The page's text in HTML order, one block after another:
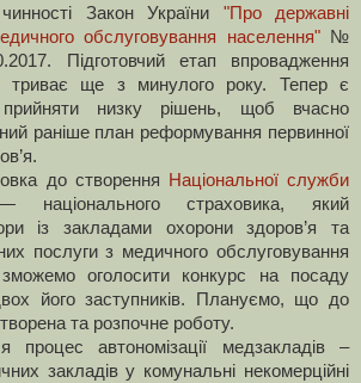
Закон України "Про державні
обслуговування населення"
№
Підготовчий етап впровадження
триває ще з минулого року. Тепер є
прийняти низку рішень, щоб вчасно
раніше план реформування первинної
до створення
Національної служби
національного страховика, який
із закладами охорони здоров’я та
послуги з медичного обслуговування
оголосити конкурс на посаду
його заступників. Плануємо, що до
та розпочне роботу.
процес автономізації медзакладів –
закладів у комунальні некомерційні